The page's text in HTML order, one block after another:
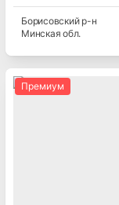
Борисовскийр-н
Минская обл.
Премиум